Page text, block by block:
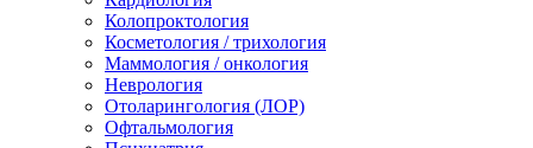
Колопроктология
Косметология / трихология
Маммология / онкология
Неврология
Отоларингология (ЛОР)
Офтальмология